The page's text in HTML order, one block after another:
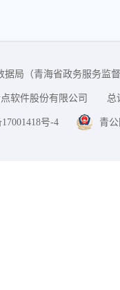
据局（青海省政务服务监督
软件股份有限公司 总
号-4 青公